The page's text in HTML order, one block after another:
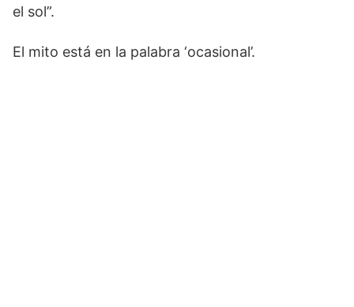
el sol”.
El mito está en la palabra ‘ocasional’.